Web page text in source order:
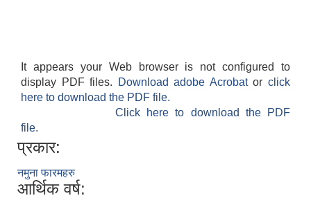
It appears your Web browser is not configured to
display PDF files.
Download adobe Acrobatorclick
here to download the PDF file.
Click here to download the PDF
file.
प्रकार:
नमुना फारमहरु
आर्थिक वर्ष: